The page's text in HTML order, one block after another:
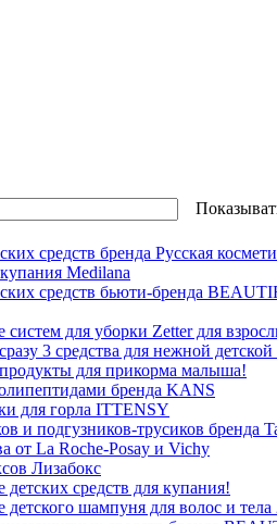
средств бренда Русская
Medilana
средств бьюти-бренда
систем для уборки Zetter для
3 средства для нежной
для прикорма малыша!
бренда KANS
для горла ITTENSY
и подгузников-трусиков бренда
от La Roche-Posay и Vichy
Лизабокс
детских средств для купания!
детского шампуня для волос и тела